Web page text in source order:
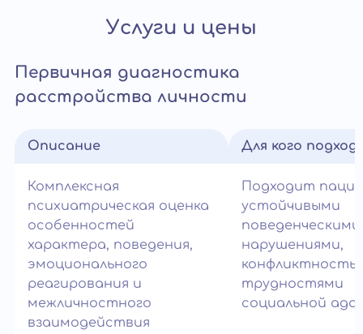
Услуги и цены
Первичная диагностика
расстройства личности
Описание
Комплексная
психиатрическая оценка
особенностей
характера, поведения,
эмоционального
реагирования и
межличностного
взаимодействия
Для кого
Подходит
устойчивыми
поведенческими
нарушениями,
трудностями
социальной